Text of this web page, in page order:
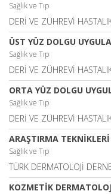
Sağlık ve Tıp
DERİ VE ZÜHREVİ
ÜST YÜZ DOLGU
Sağlık ve Tıp
DERİ VE ZÜHREVİ
ORTA YÜZ DOLGU
Sağlık ve Tıp
DERİ VE ZÜHREVİ
ARAŞTIRMA TEKNİKLERİ
Sağlık ve Tıp
TÜRK DERMATOLOJİ
KOZMETİK